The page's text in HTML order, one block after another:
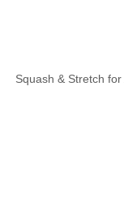
Squash & Stretch